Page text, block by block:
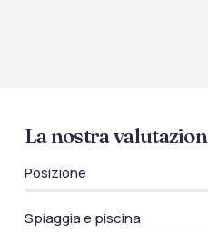
La nostra
Posizione
Spiaggia e piscina